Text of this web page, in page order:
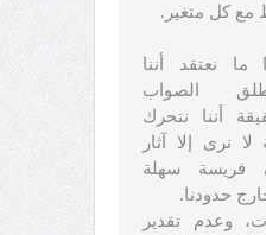
مع كل متغير.
ما نعتقد أننا
الصواب
أننا نتحرك
نرى إلا آثار
فريسة سهلة
حدودنا.
وعدم تقدير